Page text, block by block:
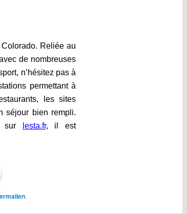
Reliée au
de nombreuses
n’hésitez pas à
permettant à
les sites
séjour bien rempli.
sur
lesta.fr, il est
.